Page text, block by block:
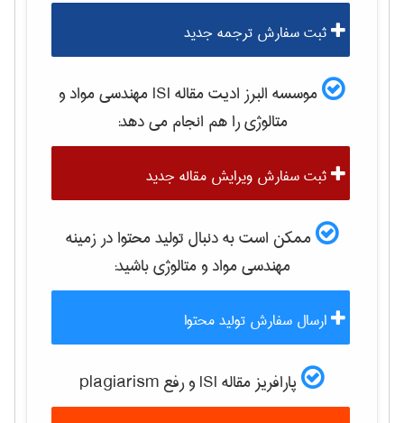
ثبت سفارش ترجمه جدید
موسسه البرز ادیت مقاله ISI
مهندسی مواد و
متالوژیرا هم انجام می دهد:
ثبت سفارش ویرایش مقاله جدید
ممکن است به دنبال تولید محتوا در زمینه
مهندسی مواد و متالوژیباشید:
ارسال سفارش تولید محتوا
پارافریز مقاله ISI و رفع plagiarism